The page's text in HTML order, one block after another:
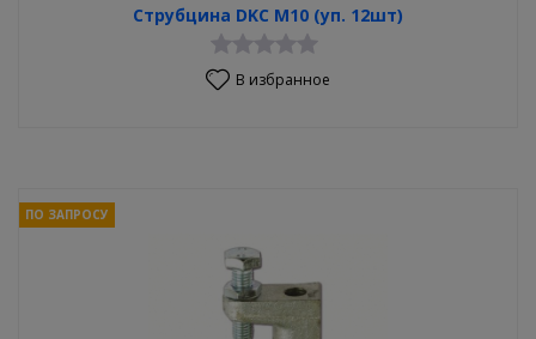
Струбцина DKC М10 (уп. 12шт)
В избранное
ПО ЗАПРОСУ